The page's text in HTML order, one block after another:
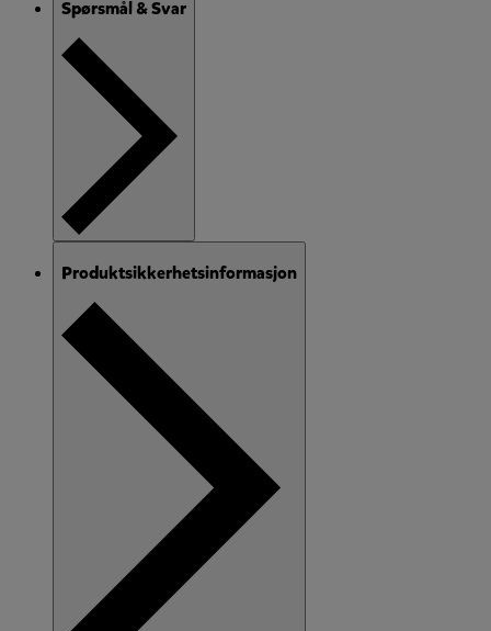
Spørsmål & Svar
Produktsikkerhetsinformasjon